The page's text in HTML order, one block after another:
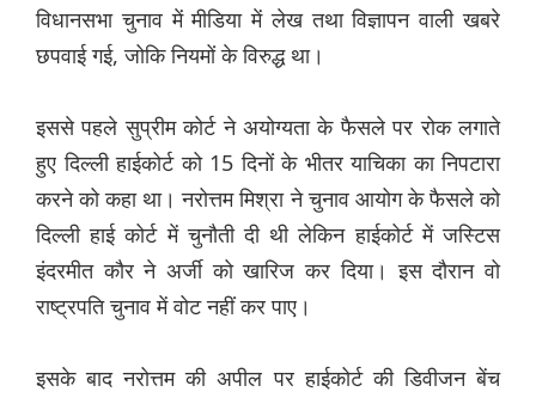
विधानसभा चुनाव में मीडिया में लेख तथा विज्ञापन वाली खबरे
छपवाई गई, जोकि नियमों के विरुद्ध था।
इससे पहले सुप्रीम कोर्ट ने अयोग्यता के फैसले पर रोक लगाते
हुए दिल्ली हाईकोर्ट को 15 दिनों के भीतर याचिका का निपटारा
करने को कहा था। नरोत्तम मिश्रा ने चुनाव आयोग के फैसले को
दिल्ली हाई कोर्ट में चुनौती दी थी लेकिन हाईकोर्ट में जस्टिस
इंदरमीत कौर ने अर्जी को खारिज कर दिया। इस दौरान वो
राष्ट्रपति चुनाव में वोट नहीं कर पाए।
इसके बाद नरोत्तम की अपील पर हाईकोर्ट की डिवीजन बेंच